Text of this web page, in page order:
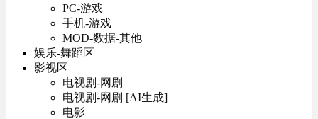
PC-游戏
手机-游戏
MOD-数据-其他
娱乐-舞蹈区
影视区
电视剧-网剧
电视剧-网剧 [AI生成]
电影